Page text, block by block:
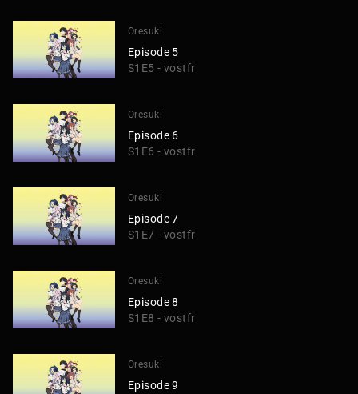
Oresuki
Episode 5
S1E5 - vostfr
Oresuki
Episode 6
S1E6 - vostfr
Oresuki
Episode 7
S1E7 - vostfr
Oresuki
Episode 8
S1E8 - vostfr
Oresuki
Episode 9